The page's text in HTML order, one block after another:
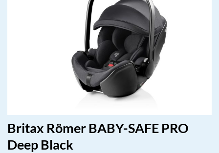
Britax Römer BABY-SAFE PRO
Deep Black